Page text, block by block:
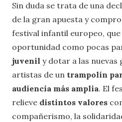
Sin duda se trata de una
de la gran apuesta y
festival infantil europeo,
oportunidad como pocas
juvenil y dotar a las nuevas
artistas de un trampolín
audiencia más amplia. El
relieve distintos valores
compañerismo, la